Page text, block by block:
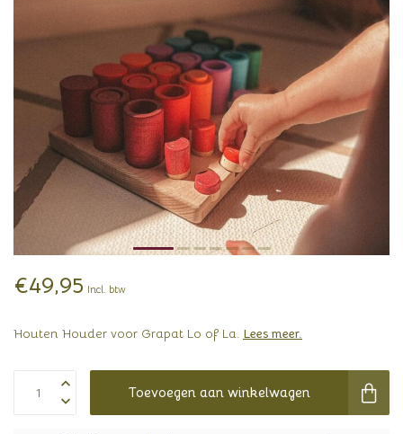
€49,95 Incl. btw
Houten Houder voor Grapat Lo of La. Lees meer.
Toevoegen aan winkelwagen